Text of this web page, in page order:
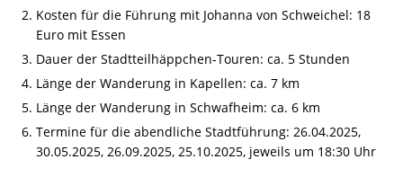
Kosten für die Führung mit Johanna von Schweichel: 18
Euro mit Essen
Dauer der Stadtteilhäppchen-Touren: ca. 5 Stunden
Länge der Wanderung in Kapellen: ca. 7 km
Länge der Wanderung in Schwafheim: ca. 6 km
Termine für die abendliche Stadtführung: 26.04.2025,
30.05.2025, 26.09.2025, 25.10.2025, jeweils um 18:30 Uhr